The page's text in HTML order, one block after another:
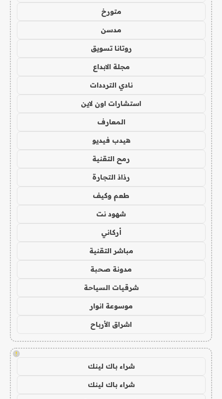
متورخ
مدسن
روتانا تسويق
مجلة الابداع
نادي الترددات
استشارات اون لاين
المعارف
هيدب فيديو
رمح التقنية
رذاذ التجارة
طعم وكيف
شهود نت
أركاني
مباشر التقنية
مدونة صحبة
شرقيات السياحة
موسوعة انوار
اشراق الأرباح
!
شراء باك لينك
شراء باك لينك